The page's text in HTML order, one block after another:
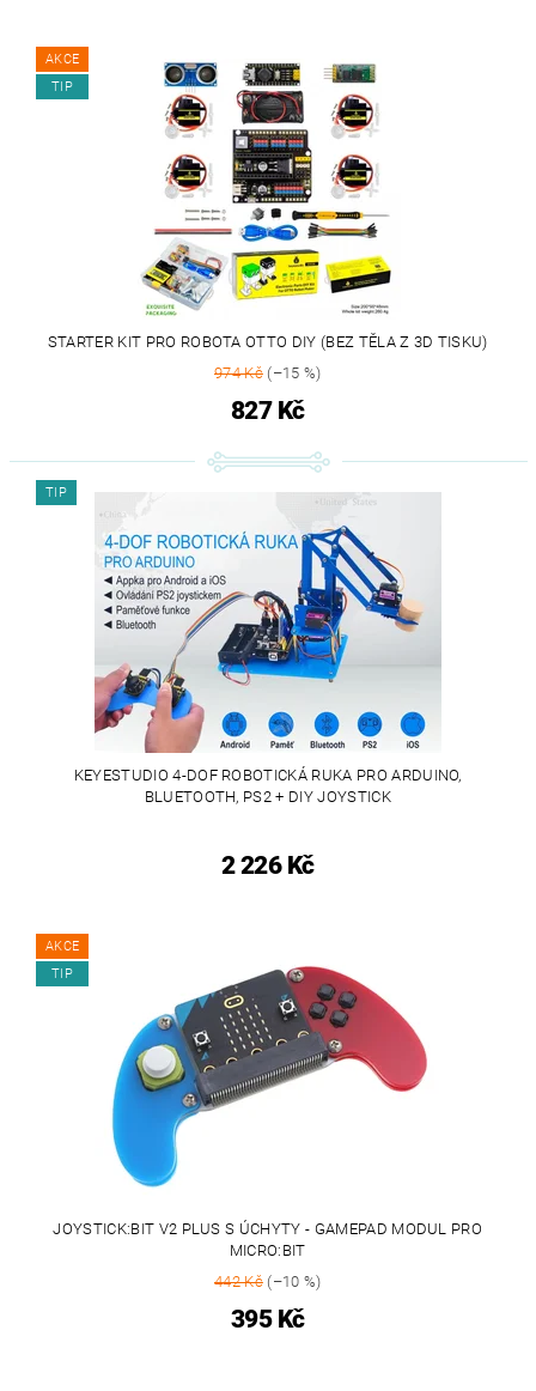
AKCE
TIP
STARTER KIT PRO ROBOTA OTTO DIY (BEZ TĚLA Z 3D TISKU)
974 Kč(–15 %)
827 Kč
TIP
KEYESTUDIO 4-DOF ROBOTICKÁ RUKA PRO ARDUINO,
BLUETOOTH, PS2 + DIY JOYSTICK
2 226 Kč
AKCE
TIP
JOYSTICK:BIT V2 PLUS S ÚCHYTY - GAMEPAD MODUL PRO
MICRO:BIT
442 Kč(–10 %)
395 Kč